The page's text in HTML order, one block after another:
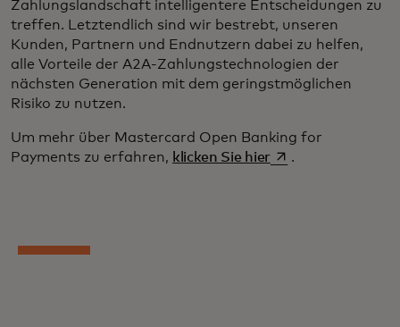
Zahlungslandschaft intelligentere Entscheidungen zu
treffen. Letztendlich sind wir bestrebt, unseren
Kunden, Partnern und Endnutzern dabei zu helfen,
alle Vorteile der A2A-Zahlungstechnologien der
nächsten Generation mit dem geringstmöglichen
Risiko zu nutzen.
Um mehr über Mastercard Open Banking for
Payments zu erfahren, klicken Sie hierwird in einer
.